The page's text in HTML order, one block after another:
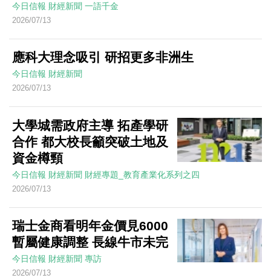
今日信報 財經新聞 一語千金
2026/07/13
應科大理念吸引 研招更多非洲生
今日信報 財經新聞
2026/07/13
大學城需政府主導 拓產學研
合作 都大校長籲突破土地及
資金樽頸
今日信報 財經新聞 財經專題_教育產業化系列之四
2026/07/13
瑞士金商看明年金價見6000
暫屬健康調整 長線牛市未完
今日信報 財經新聞 專訪
2026/07/13